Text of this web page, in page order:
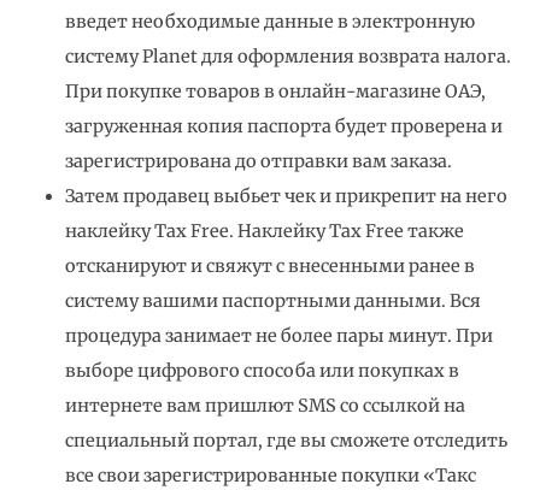
введет необходимые данные в электронную
систему Planet для оформления возврата налога.
При покупке товаров в онлайн-магазине ОАЭ,
загруженная копия паспорта будет проверена и
зарегистрирована до отправки вам заказа.
Затем продавец выбьет чек и прикрепит на него
наклейку Tax Free. Наклейку Tax Free также
отсканируют и свяжут с внесенными ранее в
систему вашими паспортными данными. Вся
процедура занимает не более пары минут. При
выборе цифрового способа или покупках в
интернете вам пришлют SMS со ссылкой на
специальный портал, где вы сможете отследить
все свои зарегистрированные покупки «Такс